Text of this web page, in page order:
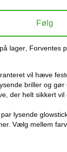
Følg
lager, Forventes
vil hæve
briller og
der helt sikkert
lysende
Vælg mellem